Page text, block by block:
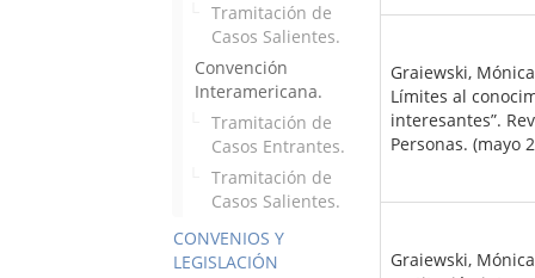
Tramitación de
Casos Salientes.
Convención
Interamericana.
Tramitación de
Casos Entrantes.
Tramitación de
Casos Salientes.
CONVENIOS Y
LEGISLACIÓN
Graiewski,
Límites al
interesantes”.
Personas. (mayo
Graiewski,